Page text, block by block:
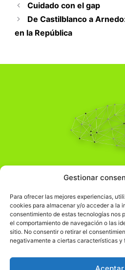
Gestionar
Para ofrecer las mejores experiencias,
cookies para almacenar y/o acceder a la
consentimiento de estas tecnologías nos
el comportamiento de navegación o las
sitio. No consentir o retirar el
negativamente a ciertas características y
Aceptar
Cuidado con el gap
De Castilblanco a
en la República
Pensamiento
Comprender el mundo
Información
჻Política de